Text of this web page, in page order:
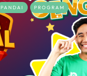
PANDAI PROGRAM